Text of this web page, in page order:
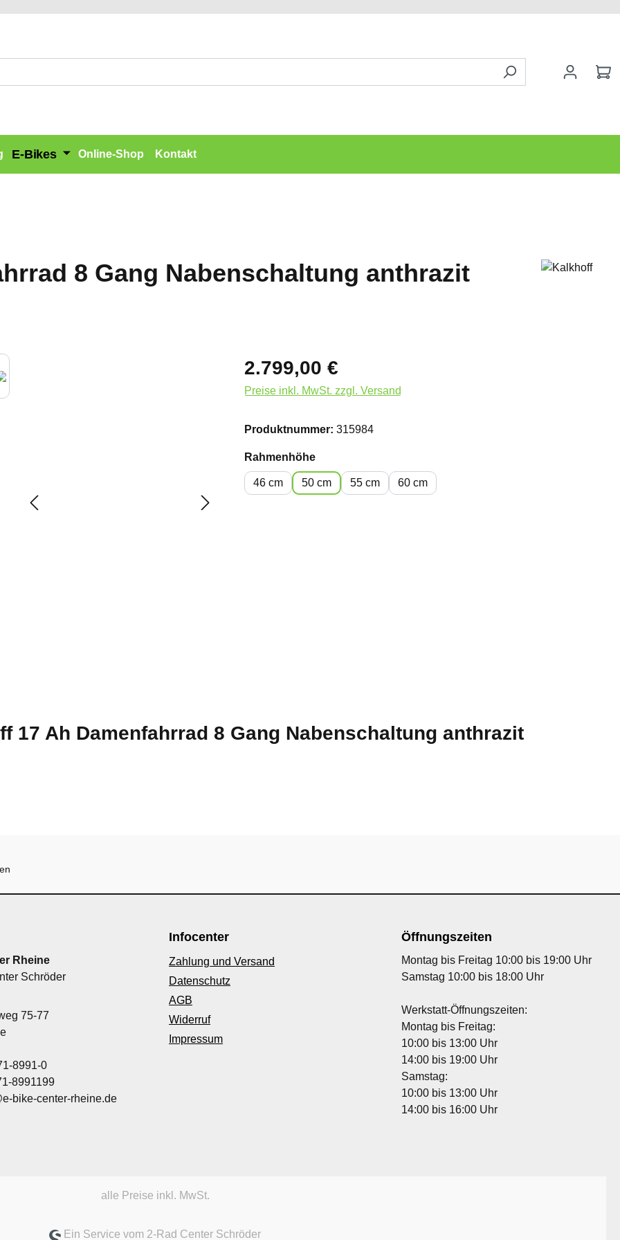
E-Bikes Online-Shop Kontakt
8 Gang Nabenschaltung anthrazit
2.799,00 €
Preise inkl. MwSt. zzgl. Versand
Produktnummer: 315984
Rahmenhöheauswählen
46 cm 50 cm 55 cm 60 cm
17 Ah Damenfahrrad 8 Gang Nabenschaltung anthrazit
Rheine
Schröder
75-77
8991-0
8991199
bike-center-rheine.de
Infocenter
Zahlung und Versand
Datenschutz
AGB
Widerruf
Impressum
Öffnungszeiten
Montag bis Freitag 10:00 bis 19:00 Uhr
Samstag 10:00 bis 18:00 Uhr
Werkstatt-Öffnungszeiten:
Montag bis Freitag:
10:00 bis 13:00 Uhr
14:00 bis 19:00 Uhr
Samstag:
10:00 bis 13:00 Uhr
14:00 bis 16:00 Uhr
alle Preise inkl. MwSt.
Ein Service vom 2-Rad Center Schröder